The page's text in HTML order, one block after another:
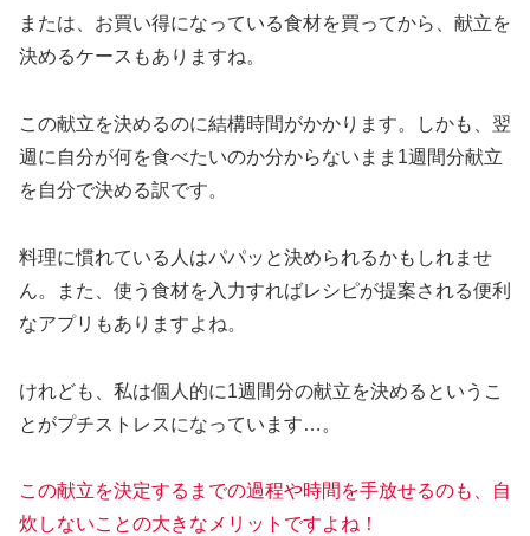
または、お買い得になっている食材を買ってから、献立を
決めるケースもありますね。
この献立を決めるのに結構時間がかかります。しかも、翌
週に自分が何を食べたいのか分からないまま1週間分献立
を自分で決める訳です。
料理に慣れている人はパパッと決められるかもしれませ
ん。また、使う食材を入力すればレシピが提案される便利
なアプリもありますよね。
けれども、私は個人的に1週間分の献立を決めるというこ
とがプチストレスになっています…。
この献立を決定するまでの過程や時間を手放せるのも、自
炊しないことの大きなメリットですよね！